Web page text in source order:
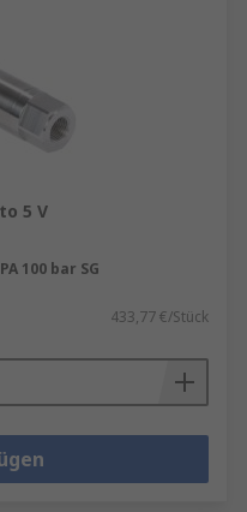
5 V
100 bar SG
433,77 €/Stück